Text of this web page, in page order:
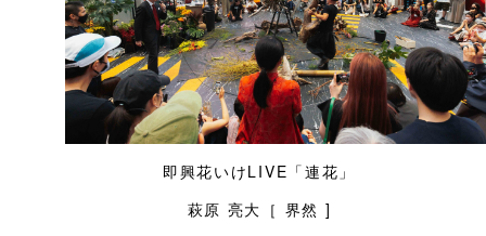
即興花いけLIVE「連花」
萩原 亮大［ 界然 ]